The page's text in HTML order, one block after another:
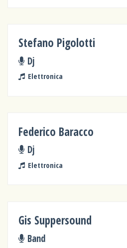
Stefano Pigolotti
Dj
Elettronica
Federico Baracco
Dj
Elettronica
Gis Suppersound
Band